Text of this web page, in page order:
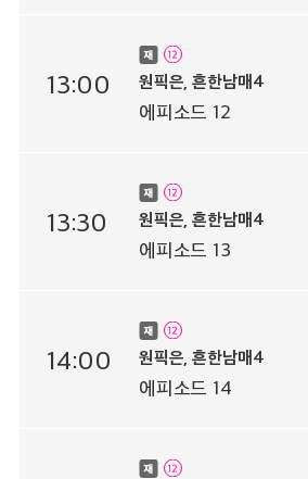
13:00 원픽은, 흔한남매4
에피소드 12
13:30 원픽은, 흔한남매4
에피소드 13
14:00 원픽은, 흔한남매4
에피소드 14